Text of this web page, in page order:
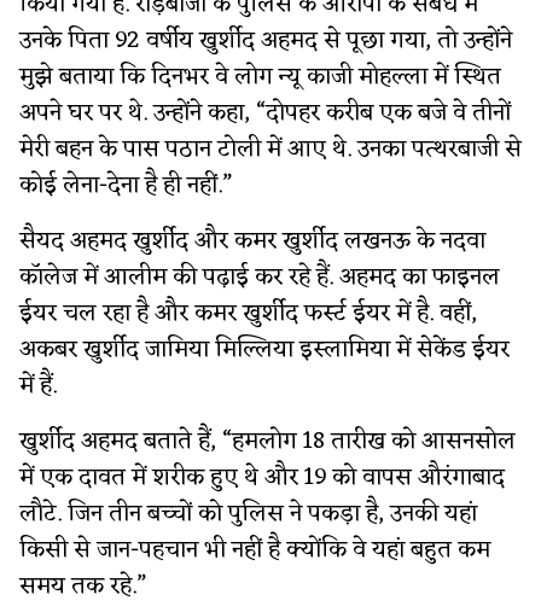
उनके पिता 92 वर्षीय खुर्शीद अहमद से पूछा गया, तो उन्होंने
मुझे बताया कि दिनभर वे लोग न्यू काजी मोहल्ला में स्थित
अपने घर पर थे. उन्होंने कहा, “दोपहर करीब एक बजे वे तीनों
मेरी बहन के पास पठान टोली में आए थे. उनका पत्थरबाजी से
कोई लेना-देना है ही नहीं.”
सैयद अहमद खुर्शीद और कमर खुर्शीद लखनऊ के नदवा
कॉलेज में आलीम की पढ़ाई कर रहे हैं. अहमद का फाइनल
ईयर चल रहा है और कमर खुर्शीद फर्स्ट ईयर में है. वहीं,
अकबर खुर्शीद जामिया मिल्लिया इस्लामिया में सेकेंड ईयर
में हैं.
खुर्शीद अहमद बताते हैं, “हमलोग 18 तारीख को आसनसोल
में एक दावत में शरीक हुए थे और 19 को वापस औरंगाबाद
लौटे. जिन तीन बच्चों को पुलिस ने पकड़ा है, उनकी यहां
किसी से जान-पहचान भी नहीं है क्योंकि वे यहां बहुत कम
समय तक रहे.”